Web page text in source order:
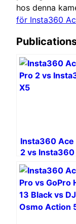
hos denna
för Insta360
Insta360 Ace
2 vs Insta360
Vilken
kamera ska
välja?